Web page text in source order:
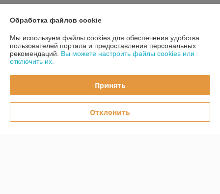
Политика обработки cookies
Сайт создан на платформе Deal.by
Юридическое лицо:ООО «Первый лодочный»
Обработка файлов cookie
Мы используем файлы cookies для обеспечения удобства
пользователей портала и предоставления персональных
рекомендаций. Вы можете настроить файлы cookies или
отключить их.
Принять
Отклонить